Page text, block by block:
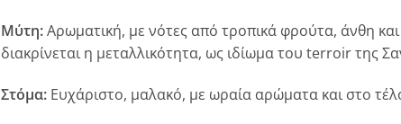
Μύτη:Αρωματική, με νότες από τροπικά φρούτα, άνθη
διακρίνεται η μεταλλικότητα, ως ιδίωμα του terroir της
Στόμα: Ευχάριστο, μαλακό, με ωραία αρώματα και στο